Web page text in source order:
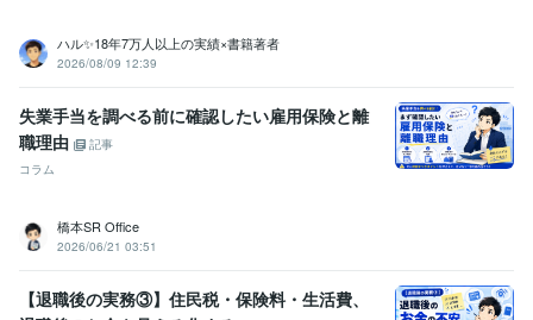
ハル✨18年7万人以上の実績×書籍著者
2026/08/09 12:39
失業手当を調べる前に確認したい雇用保険と離
職理由
記事
コラム
橋本SR Office
2026/06/21 03:51
【退職後の実務③】住民税・保険料・生活費、